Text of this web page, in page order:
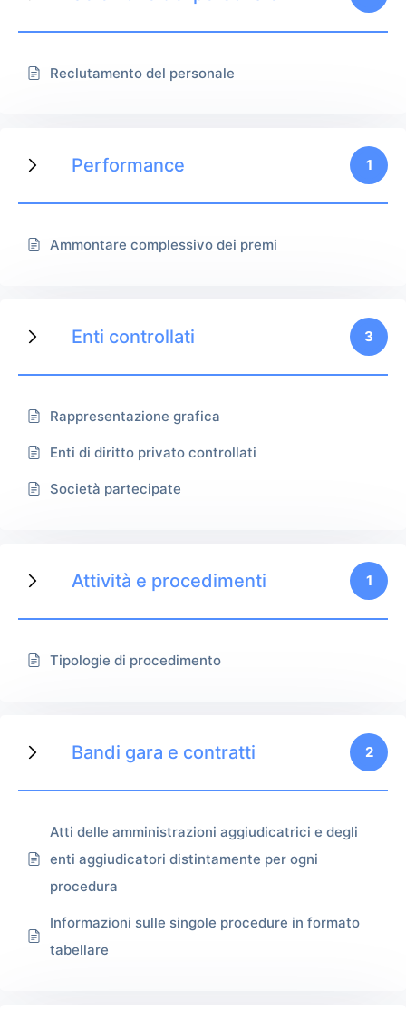
Reclutamento del personale
Performance 1
Ammontare complessivo dei premi
Enti controllati 3
Rappresentazione grafica
Enti di diritto privato controllati
Società partecipate
Attività e procedimenti 1
Tipologie di procedimento
Bandi gara e contratti 2
Atti delle amministrazioni aggiudicatrici e degli
enti aggiudicatori distintamente per ogni
procedura
Informazioni sulle singole procedure in formato
tabellare